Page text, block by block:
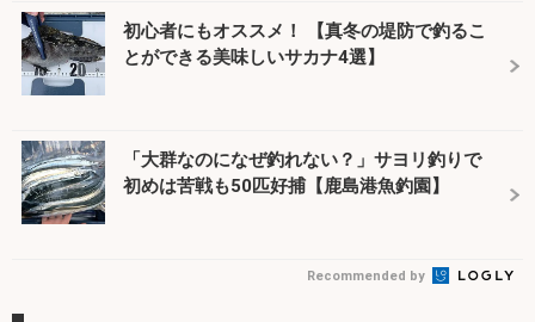
初心者にもオススメ！ 【真冬の堤防で釣るこ
とができる美味しいサカナ4選】
「大群なのになぜ釣れない？」サヨリ釣りで
初めは苦戦も50匹好捕【鹿島港魚釣園】
Recommended by